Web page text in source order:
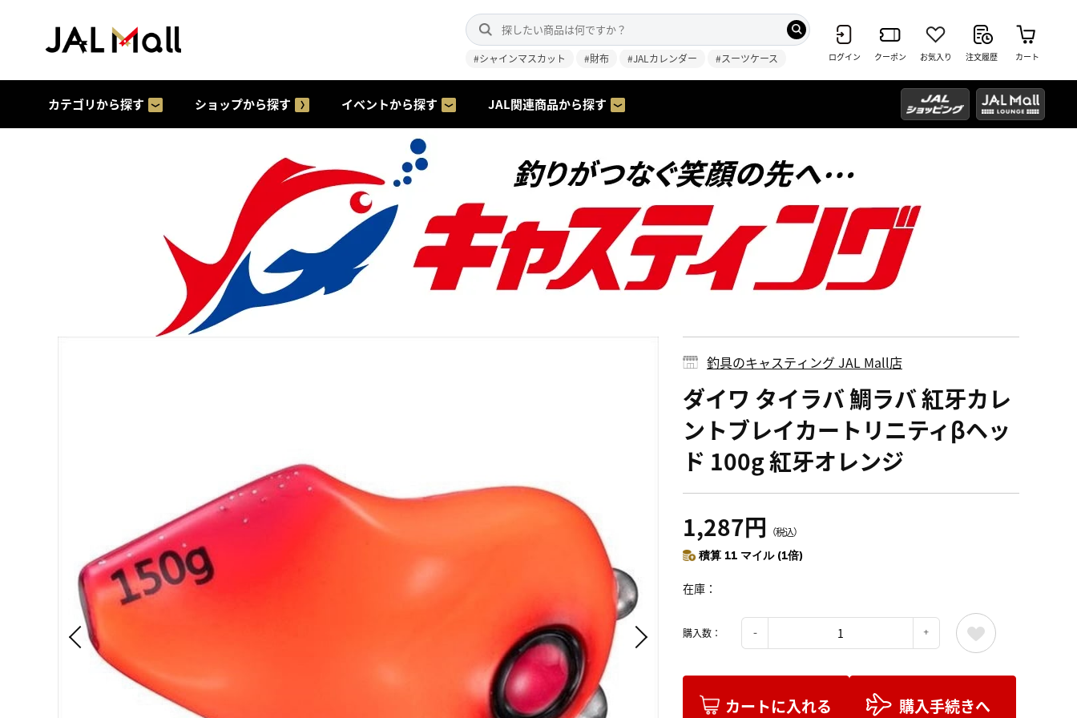
#シャインマスカット #財布 #JALカレンダー #スーツケース ログイン クーポン お気入り 注文履歴 カート
カテゴリから探す ショップから探す イベントから探す JAL関連商品から探す
釣具のキャスティング JAL Mall店
ダイワ タイラバ 鯛ラバ 紅牙カレ
ントブレイカートリニティβヘッ
ド 100g 紅牙オレンジ
1,287円 （税込）
積算 11 マイル (1倍)
在庫
購入数：
カートに入れる 購入手続きへ